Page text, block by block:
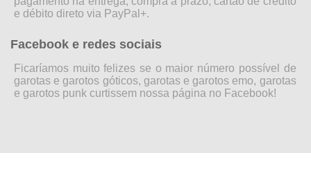
e débito direto via PayPal+.
Facebook e redes sociais
Ficaríamos muito felizes se o maior número possível de
garotas e garotos góticos, garotas e garotos emo, garotas
e garotos punk curtissem nossa página no Facebook!